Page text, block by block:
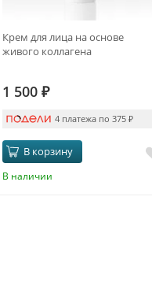
Крем для лица на основе
живого коллагена
1 500 ₽
4 платежа по 375₽
В корзину
В наличии